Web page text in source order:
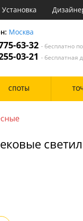
Установка
Москва
63-32 - бесплатно
03-21 - бесплатная
СПОТЫ